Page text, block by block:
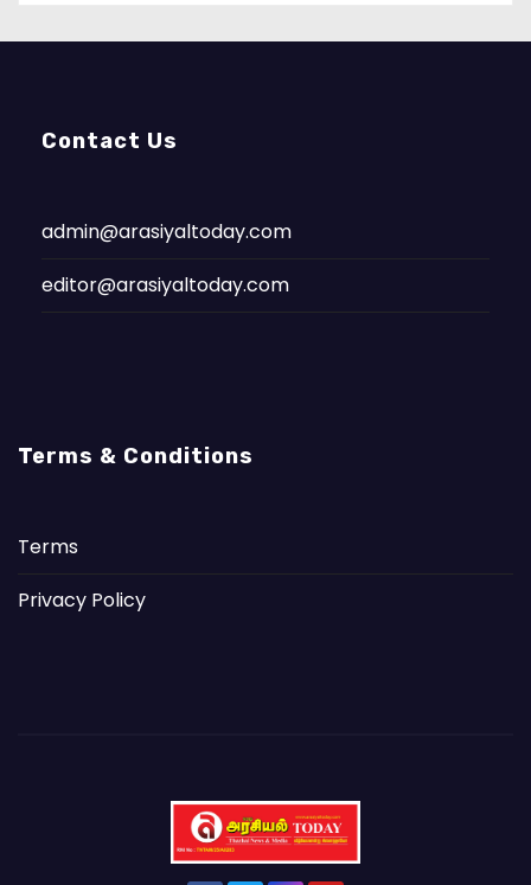
Contact Us
admin@arasiyaltoday.com
editor@arasiyaltoday.com
Terms & Conditions
Terms
Privacy Policy